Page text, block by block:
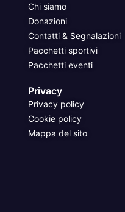
Chi siamo
Donazioni
Contatti & Segnalazioni
Pacchetti sportivi
Pacchetti eventi
Privacy
Privacy policy
Cookie policy
Mappa del sito